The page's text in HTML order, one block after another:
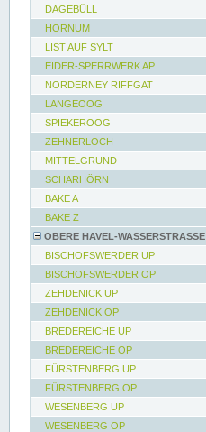
DAGEBÜLL
HÖRNUM
LIST AUF SYLT
EIDER-SPERRWERK AP
NORDERNEY RIFFGAT
LANGEOOG
SPIEKEROOG
ZEHNERLOCH
MITTELGRUND
SCHARHÖRN
BAKE A
BAKE Z
OBERE HAVEL-WASSERSTRASSE
BISCHOFSWERDER UP
BISCHOFSWERDER OP
ZEHDENICK UP
ZEHDENICK OP
BREDEREICHE UP
BREDEREICHE OP
FÜRSTENBERG UP
FÜRSTENBERG OP
WESENBERG UP
WESENBERG OP